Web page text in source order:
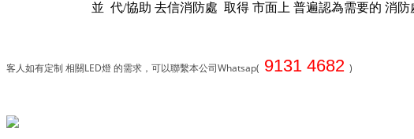
並 代/協助 去信消防處 取得 市面上 普遍認為需要的 消防處回信
客人如有定制 相關LED燈 的需求，可以聯繫本公司Whatsap( 9131 4682 )